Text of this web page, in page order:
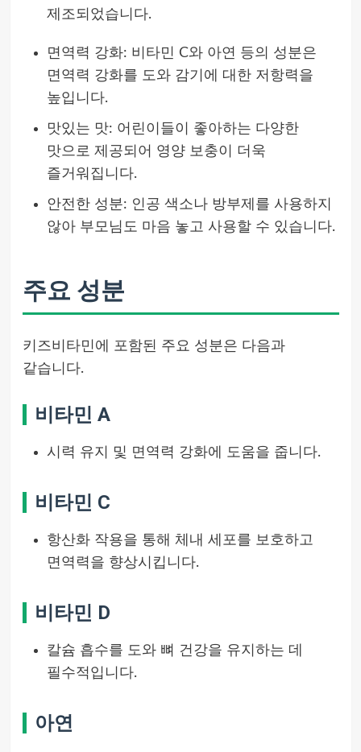
제조되었습니다.
면역력 강화: 비타민 C와 아연 등의 성분은
면역력 강화를 도와 감기에 대한 저항력을
높입니다.
맛있는 맛: 어린이들이 좋아하는 다양한
맛으로 제공되어 영양 보충이 더욱
즐거워집니다.
안전한 성분: 인공 색소나 방부제를 사용하지
않아 부모님도 마음 놓고 사용할 수 있습니다.
주요 성분
키즈비타민에 포함된 주요 성분은 다음과
같습니다.
비타민 A
시력 유지 및 면역력 강화에 도움을 줍니다.
비타민 C
항산화 작용을 통해 체내 세포를 보호하고
면역력을 향상시킵니다.
비타민 D
칼슘 흡수를 도와 뼈 건강을 유지하는 데
필수적입니다.
아연